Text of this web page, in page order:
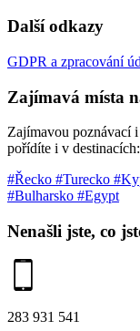
Další odkazy
GDPR a zpracování
Zajímavá místa
Zajímavou poznávací
pořídíte i v destinacích:
#Řecko #Turecko
#Bulharsko #Egypt
Nenašli jste, co
283 931 541